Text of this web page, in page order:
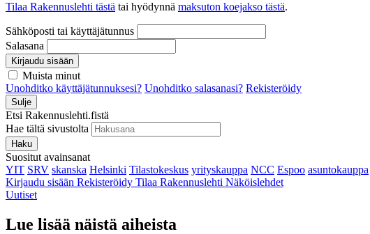
Tilaa Rakennuslehti tästä tai hyödynnä maksuton koejakso tästä.
Sähköposti tai käyttäjätunnus
Salasana
Kirjaudu sisään
Muista minut
Unohditko käyttäjätunnuksesi? Unohditko salasanasi? Rekisteröidy
Sulje
Etsi Rakennuslehti.fistä
Hae tältä sivustolta
Haku
Suositut avainsanat
YIT SRV skanska Helsinki Tilastokeskus yrityskauppa NCC Espoo asuntokauppa
Kirjaudu sisään Rekisteröidy Tilaa Rakennuslehti Näköislehdet
Uutiset
Lue lisää näistä aiheista